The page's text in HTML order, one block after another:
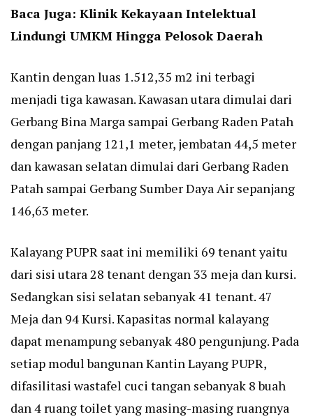
Baca Juga: Klinik Kekayaan Intelektual
Lindungi UMKM Hingga Pelosok Daerah
Kantin dengan luas 1.512,35 m2 ini terbagi
menjadi tiga kawasan. Kawasan utara dimulai dari
Gerbang Bina Marga sampai Gerbang Raden Patah
dengan panjang 121,1 meter, jembatan 44,5 meter
dan kawasan selatan dimulai dari Gerbang Raden
Patah sampai Gerbang Sumber Daya Air sepanjang
146,63 meter.
Kalayang PUPR saat ini memiliki 69 tenant yaitu
dari sisi utara 28 tenant dengan 33 meja dan kursi.
Sedangkan sisi selatan sebanyak 41 tenant. 47
Meja dan 94 Kursi. Kapasitas normal kalayang
dapat menampung sebanyak 480 pengunjung. Pada
setiap modul bangunan Kantin Layang PUPR,
difasilitasi wastafel cuci tangan sebanyak 8 buah
dan 4 ruang toilet yang masing-masing ruangnya